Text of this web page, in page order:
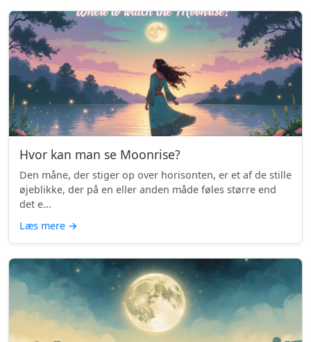
Hvor kan man se Moonrise?
Den måne, der stiger op over horisonten, er et af de stille
øjeblikke, der på en eller anden måde føles større end
det e...
Læs mere →